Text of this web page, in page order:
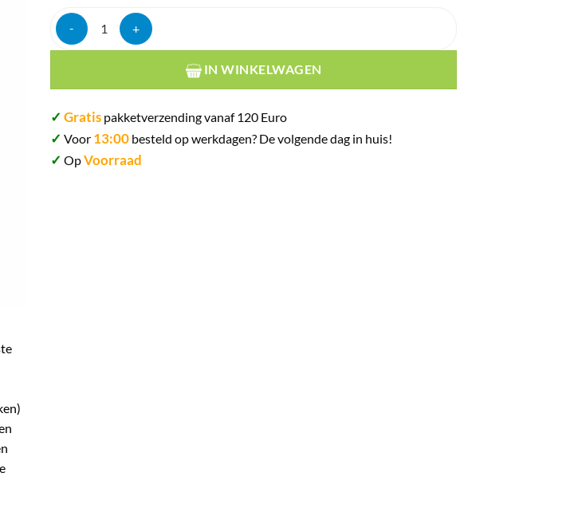
Fortaleza reposado winter 2025 46% 70cl aantal
IN WINKELWAGEN
✓ Gratis pakketverzending vanaf 120 Euro
✓ Voor 13:00 besteld op werkdagen? De volgende dag in huis!
✓ OpVoorraad